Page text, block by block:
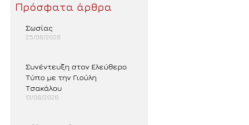
Πρόσφατα άρθρα
Σωσίας
25/06/2026
Συνέντευξη στον Ελεύθερο
Τύπο με την Γιούλη
Τσακάλου
13/06/2026